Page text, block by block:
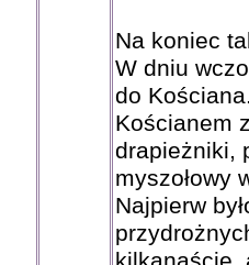
Na koniec
W dniu
do
Kościanem
drapieżniki,
myszołowy
Najpierw